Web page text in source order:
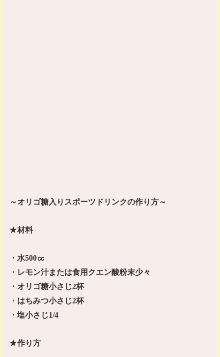
～オリゴ糖入りスポーツドリンクの作り方～
★材料
・水500㏄
・レモン汁または食用クエン酸粉末少々
・オリゴ糖小さじ2杯
・はちみつ小さじ2杯
・塩小さじ1/4
★作り方